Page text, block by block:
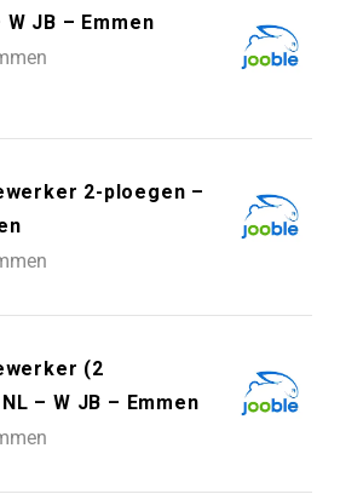
JB – Emmen
2-ploegen –
(2
– W JB – Emmen